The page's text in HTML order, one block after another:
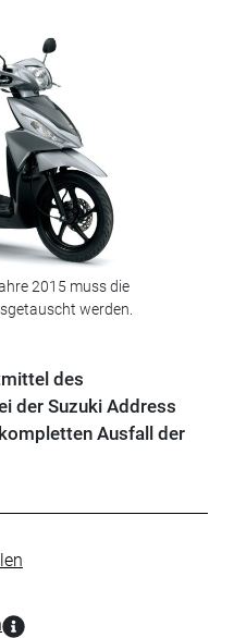
2015 muss die
werden.
des
der Suzuki Address
Ausfall der